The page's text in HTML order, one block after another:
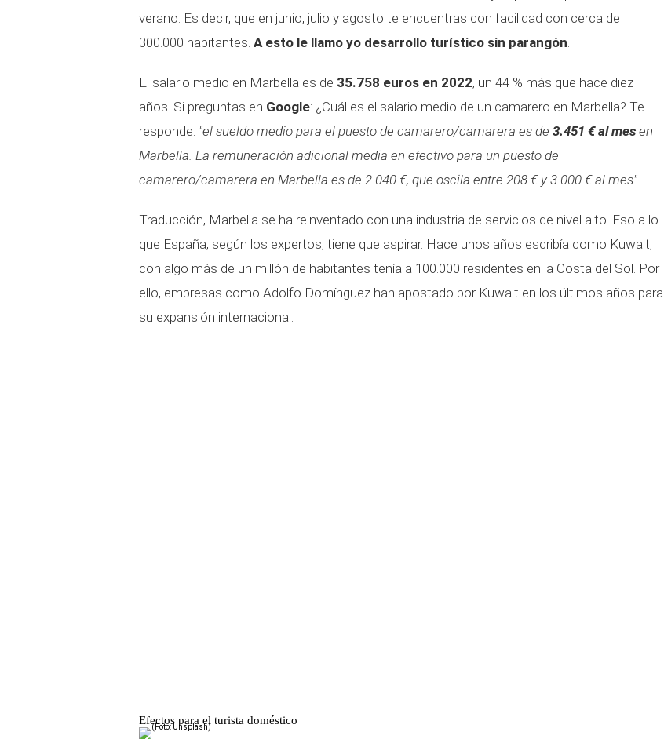
verano. Es decir, que en junio, julio y agosto te encuentras con facilidad con cerca de
300.000 habitantes. A esto le llamo yo desarrollo turístico sin parangón.
El salario medio en Marbella es de 35.758 euros en 2022, un 44 % más que hace diez
años. Si preguntas en Google: ¿Cuál es el salario medio de un camarero en Marbella? Te
responde: "el sueldo medio para el puesto de camarero/camarera es de 3.451 € al mes en
Marbella. La remuneración adicional media en efectivo para un puesto de
camarero/camarera en Marbella es de 2.040 €, que oscila entre 208 € y 3.000 € al mes".
Traducción, Marbella se ha reinventado con una industria de servicios de nivel alto. Eso a lo
que España, según los expertos, tiene que aspirar. Hace unos años escribía como Kuwait,
con algo más de un millón de habitantes tenía a 100.000 residentes en la Costa del Sol. Por
ello, empresas como Adolfo Domínguez han apostado por Kuwait en los últimos años para
su expansión internacional.
Efectos para el turista doméstico